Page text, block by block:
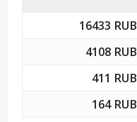
16433 RUB
4108 RUB
411 RUB
164 RUB